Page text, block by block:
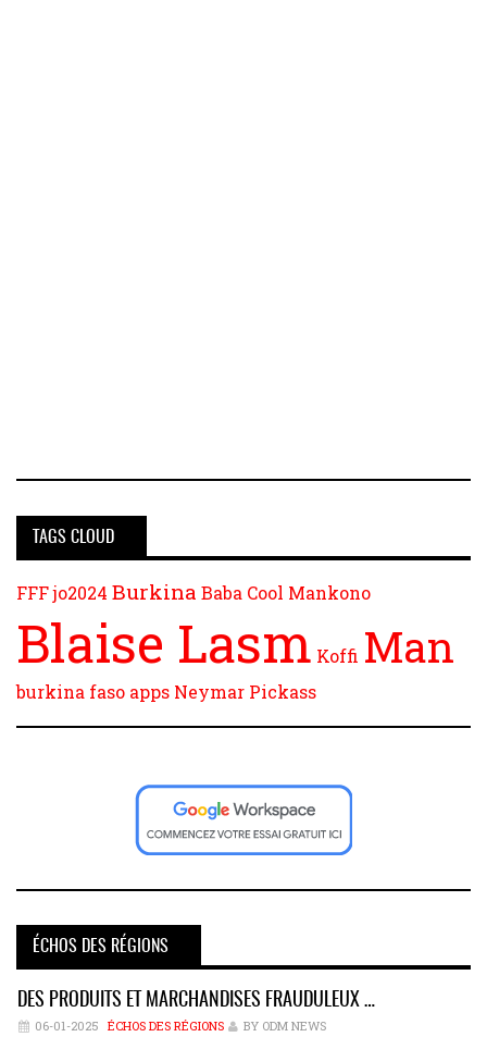
TAGS CLOUD
FFFjo2024 Burkina Baba Cool Mankono
Blaise Lasm Koffi Man
burkina faso apps Neymar Pickass
ÉCHOS DES RÉGIONS
DES PRODUITS ET MARCHANDISES FRAUDULEUX …
06-01-2025 ÉCHOS DES RÉGIONS BY ODM NEWS